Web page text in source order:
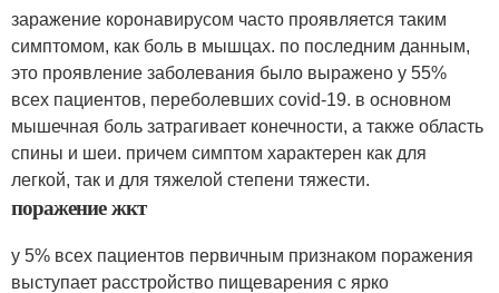
заражение коронавирусом часто проявляется таким
симптомом, как боль в мышцах. по последним данным,
это проявление заболевания было выражено у 55%
всех пациентов, переболевших covid-19. в основном
мышечная боль затрагивает конечности, а также область
спины и шеи. причем симптом характерен как для
легкой, так и для тяжелой степени тяжести.
поражение жкт
у 5% всех пациентов первичным признаком поражения
выступает расстройство пищеварения с ярко